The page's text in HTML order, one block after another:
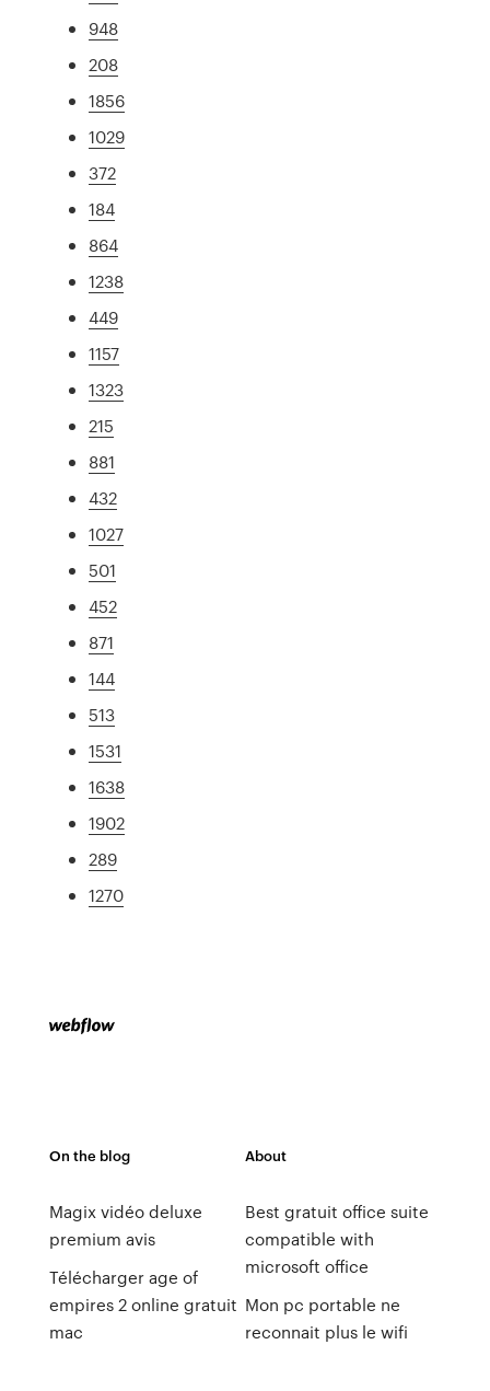
948
208
1856
1029
372
184
864
1238
449
1157
1323
215
881
432
1027
501
452
871
144
513
1531
1638
1902
289
1270
On the blog
Magix vidéo deluxe
premium avis
Télécharger age of
empires 2 online gratuit
mac
About
Best gratuit office suite
compatible with
microsoft office
Mon pc portable ne
reconnait plus le wifi